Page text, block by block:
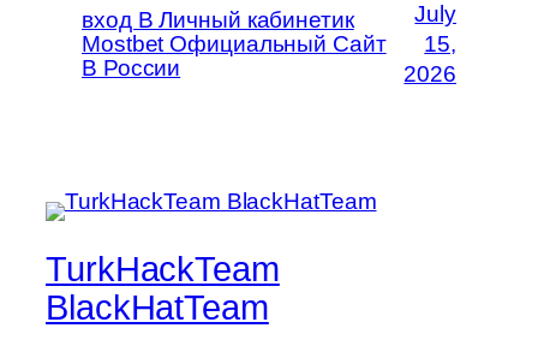
вход В Личный кабинетик
Mostbet Официальный Сайт
В России
July
15,
2026
TurkHackTeam
BlackHatTeam